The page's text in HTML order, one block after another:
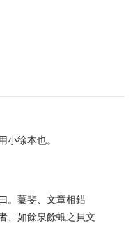
小徐本也。
。萋斐、文章相錯
、如餘泉餘蚳之貝文